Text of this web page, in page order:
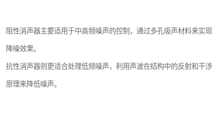
阻性消声器主要适用于中高频噪声的控制，通过多孔吸声材料来实现
降噪效果。
抗性消声器则更适合处理低频噪声，利用声波在结构中的反射和干涉
原理来降低噪声。